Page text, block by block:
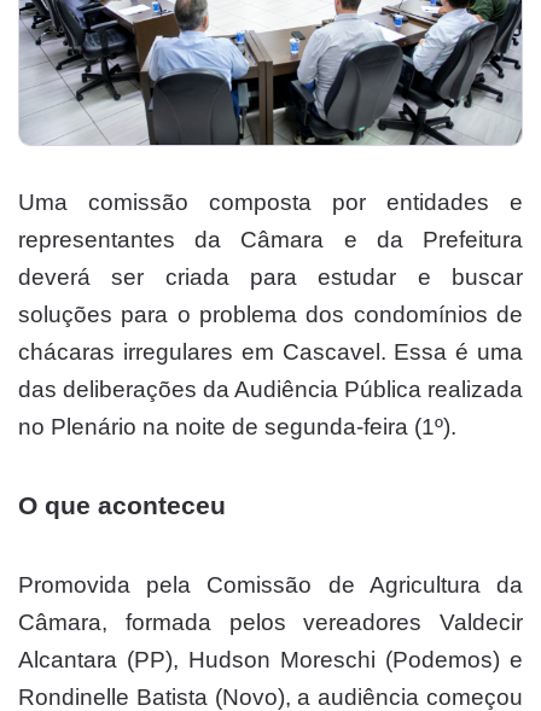
Uma comissão composta por entidades e
representantes da Câmara e da Prefeitura
deverá ser criada para estudar e buscar
soluções para o problema dos condomínios de
chácaras irregulares em Cascavel. Essa é uma
das deliberações da Audiência Pública realizada
no Plenário na noite de segunda-feira (1º).
O que aconteceu
Promovida pela Comissão de Agricultura da
Câmara, formada pelos vereadores Valdecir
Alcantara (PP), Hudson Moreschi (Podemos) e
Rondinelle Batista (Novo), a audiência começou